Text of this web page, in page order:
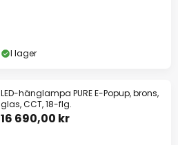
I lager
LED-hänglampa PURE E-Popup, brons,
glas, CCT, 18-flg.
16 690,00 kr